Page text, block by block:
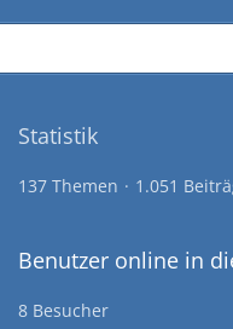
Statistik
137 Themen 1.051
Benutzer online in
8 Besucher